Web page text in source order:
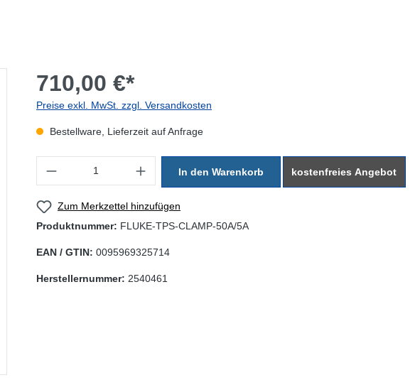
710,00 €*
Preise exkl. MwSt. zzgl. Versandkosten
Bestellware, Lieferzeit auf Anfrage
In den Warenkorb
kostenfreies Angebot
Zum Merkzettel hinzufügen
Produktnummer: FLUKE-TPS-CLAMP-50A/5A
EAN / GTIN: 0095969325714
Herstellernummer: 2540461